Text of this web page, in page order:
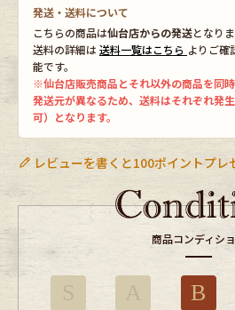
Keyring
FAFATT
発送・送料について
こちらの商品は仙台店からの発送となりま
送料の詳細は送料一覧はこちら よりご確
能です。
※仙台店販売商品とそれ以外の商品を同時
発送元が異なるため、送料はそれぞれ発
可）となります。
レビューを書くと100ポイントプレ
商品コンディシ
B